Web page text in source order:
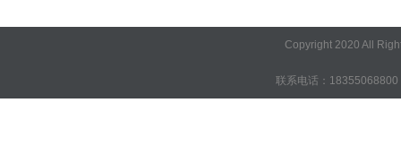
Copyright 2020 All
联系电话：